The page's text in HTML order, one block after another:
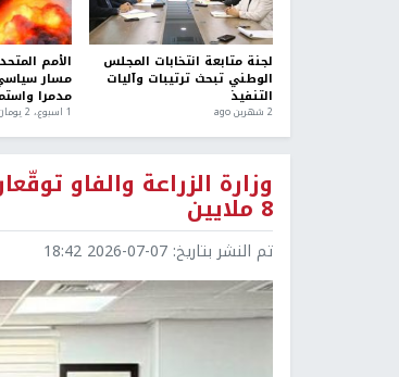
لجنة متابعة انتخابات المجلس
الوطني تبحث ترتيبات وآليات
التنفيذ
2 شهرين ago
الأمم
مسار
مدمرا
1 اسبوع.، 2 يومان ago
وزارة الزراعة والفاو
8 ملايين
تم النشر بتاريخ: 2026-07-07 18:42